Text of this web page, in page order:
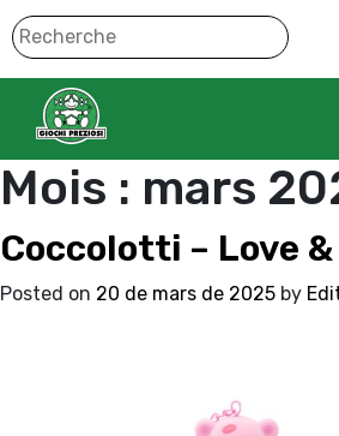
Mois : mars
Coccolotti – Love
Posted on 20 de mars de 2025 by